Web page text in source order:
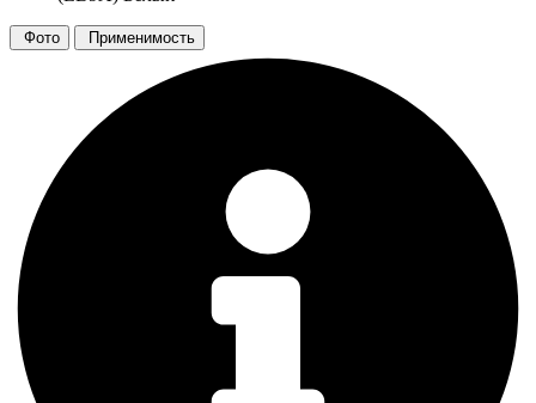
Фото Применимость